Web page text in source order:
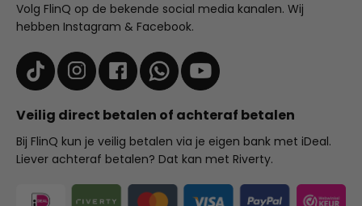
Volg FlinQ op de bekende social media kanalen. Wij
hebben Instagram & Facebook.
Veilig direct betalen of achteraf betalen
Bij FlinQ kun je veilig betalen via je eigen bank met iDeal.
Liever achteraf betalen? Dat kan met Riverty.